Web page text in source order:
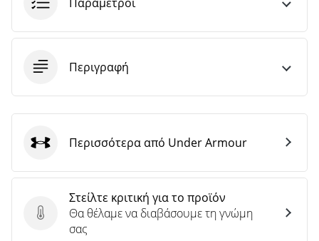
Περιγραφή
Στείλτε κριτική για το προϊόν
Στείλτε κριτική για το προϊόν
Θα θέλαμε να διαβάσουμε τη γνώμη
σας
Under Armour
Περισσότερα από Under Armour